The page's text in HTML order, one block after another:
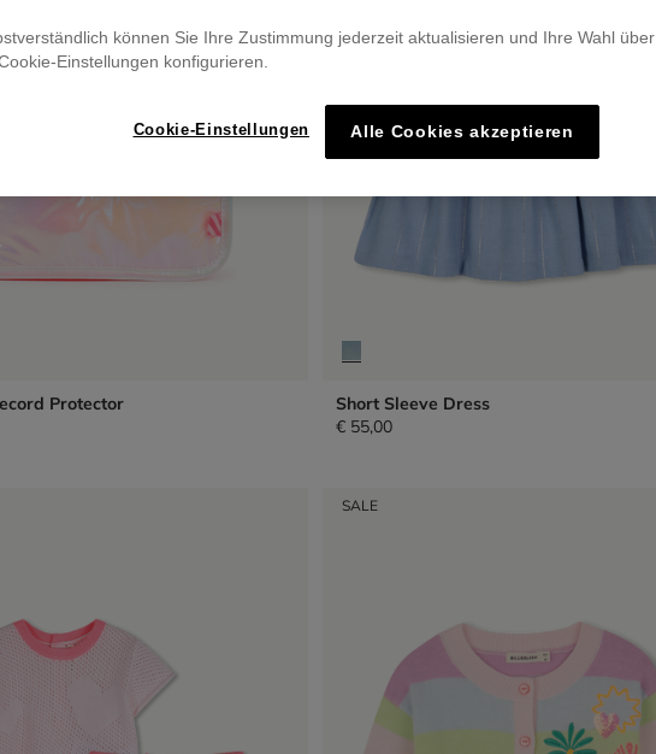
Protector
Short Sleeve Dress
€ 55,00
SALE
können Sie Ihre Zustimmung jederzeit aktualisieren und Ihre Wahl über
Einstellungen konfigurieren.
Cookie-Einstellungen Alle Cookies akzeptieren